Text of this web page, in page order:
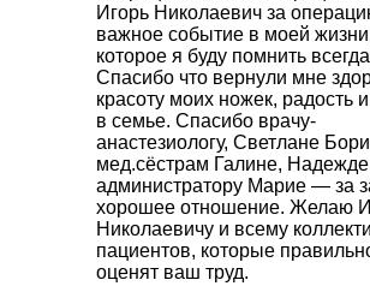
Игорь Николаевич за
важное событие в моей
которое я буду помнить
Спасибо что вернули мне
красоту моих ножек, радость
в семье. Спасибо врачу-
анастезиологу, Светлане
мед.сёстрам Галине,
администратору Марие — за
хорошее отношение. Желаю
Николаевичу и всему
пациентов, которые
оценят ваш труд.